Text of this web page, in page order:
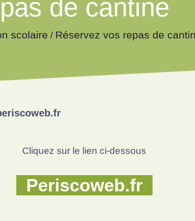
de cantine
scolaire / Réservez vos repas de
Cliquez sur le lien ci-dessous
Periscoweb.fr